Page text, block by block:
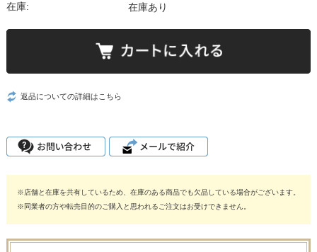
在庫: 在庫あり
返品についての詳細はこちら
※店舗と在庫を共有しているため、在庫のある商品でも欠品している場合がございます。
※同業者の方や転売目的のご購入と思われるご注文はお受けできません。